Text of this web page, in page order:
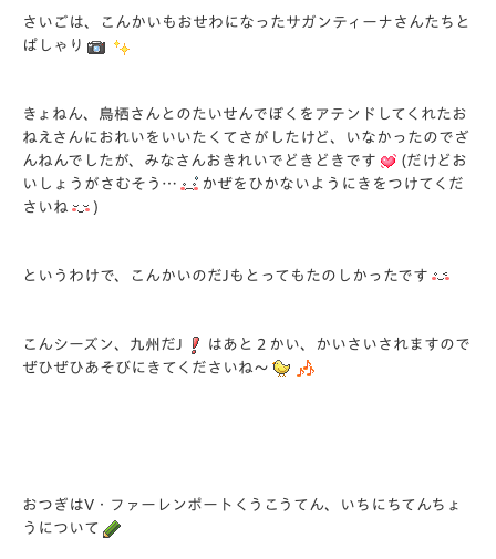
さいごは、こんかいもおせわになったサガンティーナさんたちと
ぱしゃり
きょねん、鳥栖さんとのたいせんでぼくをアテンドしてくれたお
ねえさんにおれいをいいたくてさがしたけど、いなかったのでざ
んねんでしたが、みなさんおきれいでどきどきです
(だけどお
いしょうがさむそう…
かぜをひかないようにきをつけてくだ
さいね
)
というわけで、こんかいのだJもとってもたのしかったです
こんシーズン、九州だJ
はあと２かい、かいさいされますので
ぜひぜひあそびにきてくださいね～
おつぎはV・ファーレンポートくうこうてん、いちにちてんちょ
うについて